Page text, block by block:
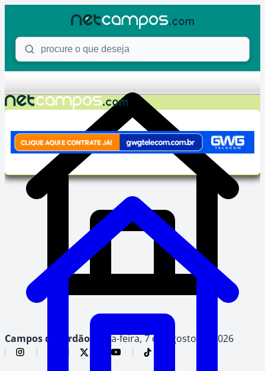
Procure o que deseja
Campos do Jordão, sexta-feira, 7 de agosto de 2026